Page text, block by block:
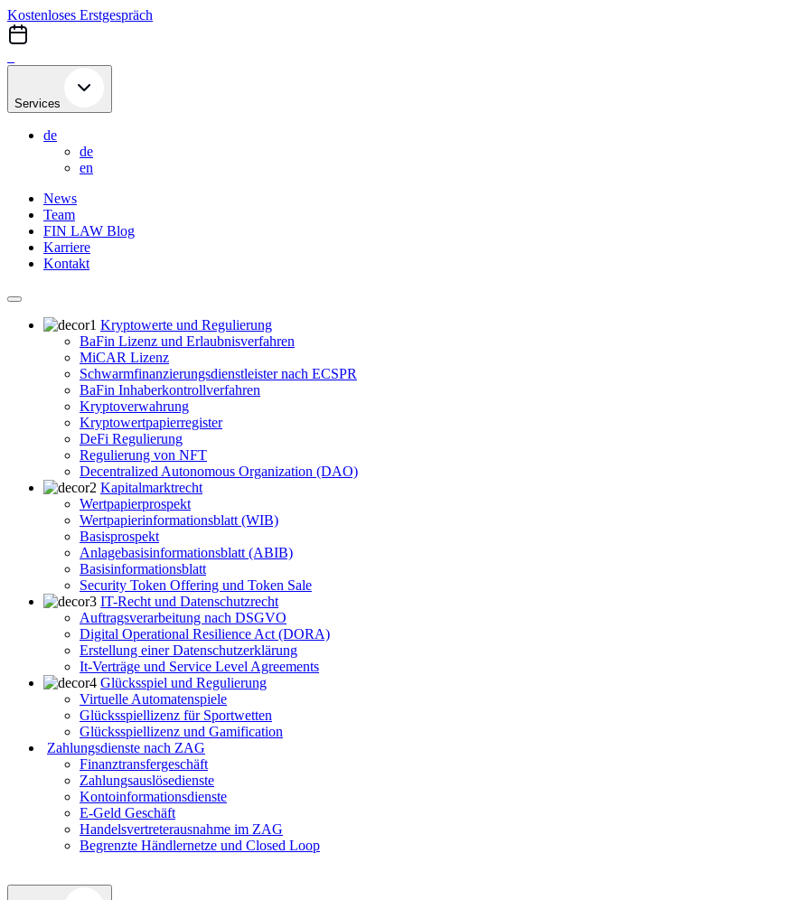
Skip
to
content
Kostenloses Erstgespräch
Services
de
de
en
News
Team
FIN LAW Blog
Karriere
Kontakt
Kryptowerte und Regulierung
BaFin Lizenz und Erlaubnisverfahren
MiCAR Lizenz
Schwarmfinanzierungsdienstleister nach ECSPR
BaFin Inhaberkontrollverfahren
Kryptoverwahrung
Kryptowertpapierregister
DeFi Regulierung
Regulierung von NFT
Decentralized Autonomous Organization (DAO)
Kapitalmarktrecht
Wertpapierprospekt
Wertpapierinformationsblatt (WIB)
Basisprospekt
Anlagebasisinformationsblatt (ABIB)
Basisinformationsblatt
Security Token Offering und Token Sale
IT-Recht und Datenschutzrecht
Auftragsverarbeitung nach DSGVO
Digital Operational Resilience Act (DORA)
Erstellung einer Datenschutzerklärung
It-Verträge und Service Level Agreements
Glücksspiel und Regulierung
Virtuelle Automatenspiele
Glücksspiellizenz für Sportwetten
Glücksspiellizenz und Gamification
Zahlungsdienste nach ZAG
Finanztransfergeschäft
Zahlungsauslösedienste
Kontoinformationsdienste
E-Geld Geschäft
Handelsvertreterausnahme im ZAG
Begrenzte Händlernetze und Closed Loop